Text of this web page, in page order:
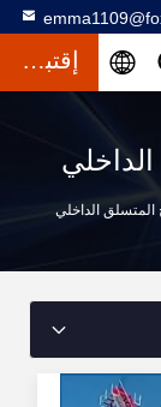
إقتباس
المتسلق الداخلي